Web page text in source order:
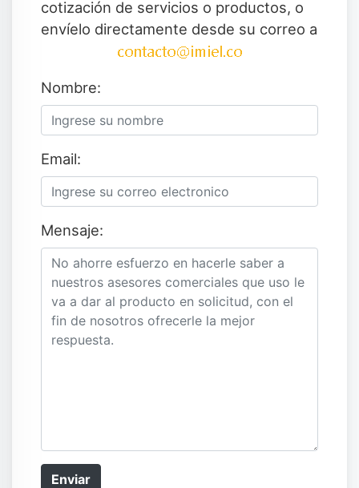
cotización de servicios o productos, o
envíelo directamente desde su correo a
Nombre:
Email:
Mensaje:
Enviar